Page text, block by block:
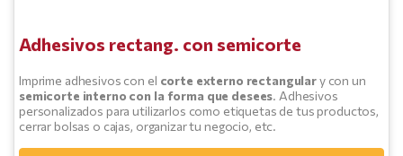
Adhesivos rectang. con semicorte
Imprime adhesivos con el corte externo rectangulary con un
semicorte interno con la forma que desees. Adhesivos
personalizados para utilizarlos como etiquetas de tus productos,
cerrar bolsas o cajas, organizar tu negocio, etc.